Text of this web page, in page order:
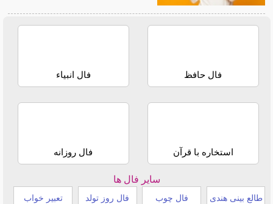
فال حافظ فال انبیاء
استخاره با قرآن فال روزانه
سایر فال ها
طالع بینی هندی فال چوب فال روز تولد تعبیر خواب